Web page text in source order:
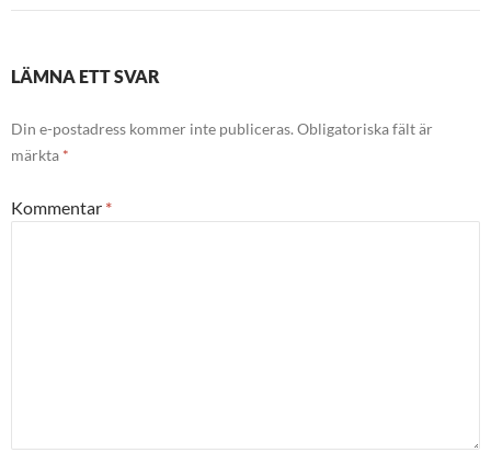
LÄMNA ETT SVAR
Din e-postadress kommer inte publiceras. Obligatoriska fält är
märkta *
Kommentar *